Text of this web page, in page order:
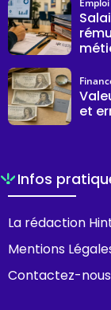
Emploi
et
Infos
La rédaction
Mentions
Contactez-nous